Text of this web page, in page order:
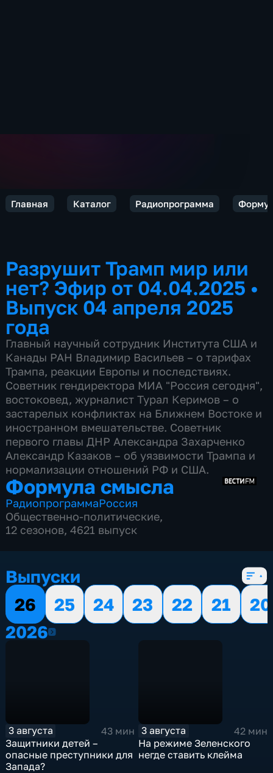
Главная Каталог Радиопрограмма
Разрушит Трамп мир или
нет? Эфир от 04.04.2025 •
Выпуск 04 апреля 2025
года
Главный научный сотрудник Института США и
Канады РАН Владимир Васильев – о тарифах
Трампа, реакции Европы и последствиях.
Советник гендиректора МИА "Россия сегодня",
востоковед, журналист Турал Керимов – о
застарелых конфликтах на Ближнем Востоке и
иностранном вмешательстве. Советник
первого главы ДНР Александра Захарченко
Александр Казаков – об уязвимости Трампа и
нормализации отношений РФ и США.
Формула смысла
РадиопрограммаРоссия
Общественно-политические,
12 сезонов, 4621 выпуск
Выпуски
26
25 24 23 22 21
20
20262026
3 августа
43 мин
Защитники детей –
опасные преступники для
Запада?
3 августа
42 мин
На режиме Зеленского
негде ставить клейма